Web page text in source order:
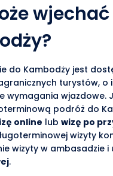
do Kambodży jest
turystów, o
wymagania wjazdowe.
podróż do
online lub wizę po
wizyty
wizyty w ambasadzie i
.